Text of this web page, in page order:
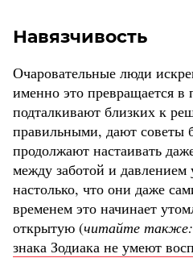
Навязчивость
Очаровательные люди
именно это превращается
подталкивают близких к
правильными, дают советы
продолжают настаивать
между заботой и давлением
настолько, что они даже
временем это начинает
открытую (читайте также:
знака Зодиака не умеют